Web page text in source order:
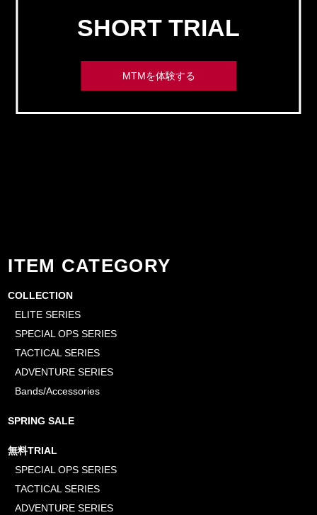
SHORT TRIAL
MTMを体験する
ITEM CATEGORY
COLLECTION
ELITE SERIES
SPECIAL OPS SERIES
TACTICAL SERIES
ADVENTURE SERIES
Bands/Accessories
SPRING SALE
無料TRIAL
SPECIAL OPS SERIES
TACTICAL SERIES
ADVENTURE SERIES